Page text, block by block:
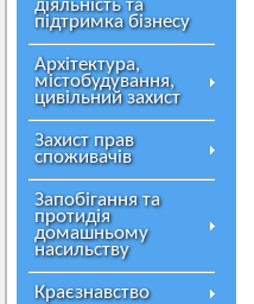
діяльність та
підтримка бізнесу
Архітектура,
містобудування,
цивільний захист
Захист прав
споживачів
Запобігання та
протидія
домашньому
насильству
Краєзнавство